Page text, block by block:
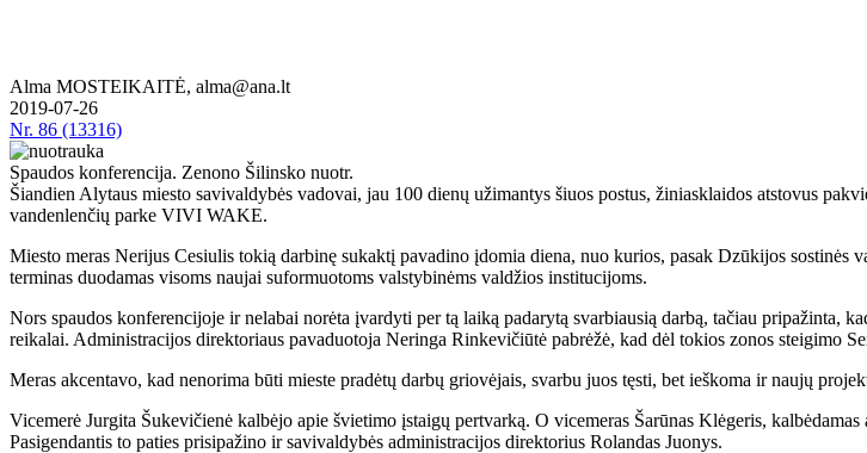
Alma MOSTEIKAITĖ, alma@ana.lt
2019-07-26
Nr. 86 (13316)
Spaudos konferencija. Zenono Šilinsko nuotr.
Šiandien Alytaus miesto savivaldybės vadovai, jau 100 dienų užimantys šiuos postus, žiniasklaidos atstovus
vandenlenčių parke VIVI WAKE.
Miesto meras Nerijus Cesiulis tokią darbinę sukaktį pavadino įdomia diena, nuo kurios, pasak Dzūkijos
terminas duodamas visoms naujai suformuotoms valstybinėms valdžios institucijoms.
Nors spaudos konferencijoje ir nelabai norėta įvardyti per tą laiką padarytą svarbiausią darbą, tačiau
reikalai. Administracijos direktoriaus pavaduotoja Neringa Rinkevičiūtė pabrėžė, kad dėl tokios zonos steigimo
Meras akcentavo, kad nenorima būti mieste pradėtų darbų griovėjais, svarbu juos tęsti, bet ieškoma ir naujų
Vicemerė Jurgita Šukevičienė kalbėjo apie švietimo įstaigų pertvarką. O vicemeras Šarūnas Klėgeris,
Pasigendantis to paties prisipažino ir savivaldybės administracijos direktorius Rolandas Juonys.